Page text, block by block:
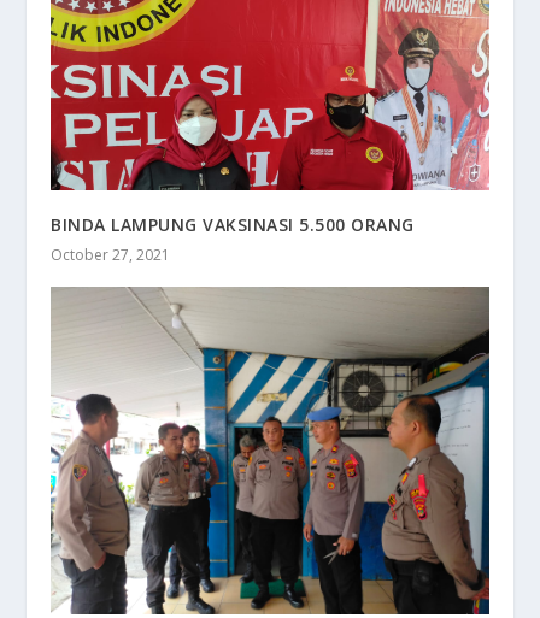
BINDA LAMPUNG VAKSINASI 5.500 ORANG
October 27, 2021